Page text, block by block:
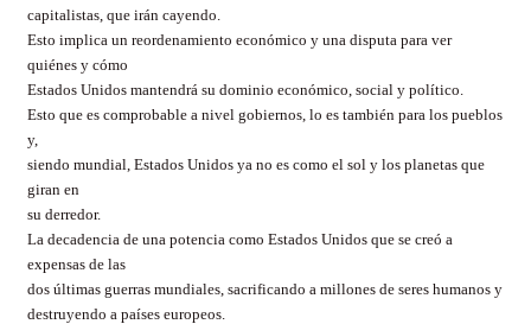
capitalistas, que irán cayendo.
Esto implica un reordenamiento económico y una disputa para ver
quiénes y cómo
Estados Unidos mantendrá su dominio económico, social y político.
Esto que es comprobable a nivel gobiernos, lo es también para los pueblos
y,
siendo mundial, Estados Unidos ya no es como el sol y los planetas que
giran en
su derredor.
La decadencia de una potencia como Estados Unidos que se creó a
expensas de las
dos últimas guerras mundiales, sacrificando a millones de seres humanos y
destruyendo a países europeos.